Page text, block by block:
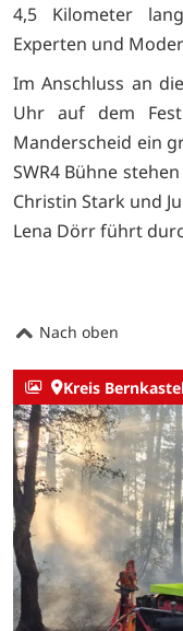
4,5 Kilometer
Experten und
Im Anschluss an
Uhr auf dem
Manderscheid ein
SWR4 Bühne
Christin Stark und
Lena Dörr führt
Nach oben
Kreis